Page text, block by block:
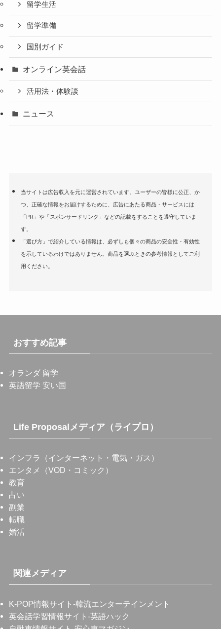
留学生活
留学準備
国別ガイド
オンライン英会話
活用法・体験談
ニュース
当サイトは広告収入を元に運営されています。ユーザーの皆様に公正、か
つ、正確な情報をお届けするために、広告にあたる商品・サービスには
「PR」や「スポンサードリンク」などの記載をすることを遵守していま
す。
「選び方」で紹介している情報は、必ずしも個々の商品の安全性・有効性
を示しているわけではありません。商品を選ぶときの参考情報としてご利
用ください。
おすすめ記事
オランダ 留学
英語留学 安い国
Life Proposalメディア（ライプロ）
インフラ（インターネット・電気・ガス）
エンタメ（VOD・コミック）
教育
占い
副業
転職
婚活
関連メディア
K-POP情報サイト -韓流エンターテインメント
英会話学習情報サイト -英語ハック